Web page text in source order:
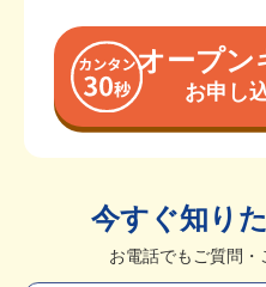
オープン
お申し
今すぐ知り
お電話でもご質問・